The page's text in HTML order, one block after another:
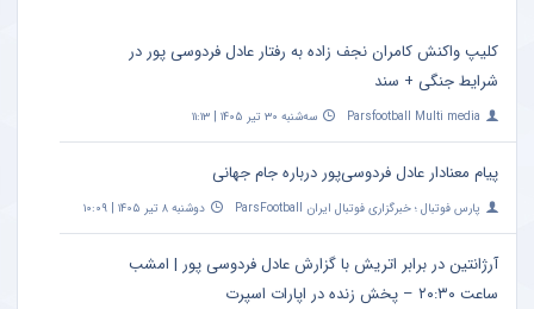
کلیپ واکنش کامران نجف زاده به رفتار عادل فردوسی پور در
شرایط جنگی + سند
Parsfootball Multi media سه‌شنبه ۳۰ تیر ۱۴۰۵ | ۱۱:۱۳
پیام معنادار عادل فردوسی‌پور درباره جام جهانی
پارس فوتبال ؛ خبرگزاری فوتبال ایران ParsFootball دوشنبه ۸ تیر ۱۴۰۵ | ۱۰:۰۹
آرژانتین در برابر اتریش با گزارش عادل فردوسی پور | امشب
ساعت ۲۰:۳۰ – پخش زنده در اپارات اسپرت